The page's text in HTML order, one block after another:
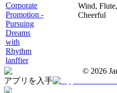
Corporate
Promotion -
Pursuing
Dreams
with
Rhythm
lanffier
Wind,
Cheerful
© 2026
アプリを入手